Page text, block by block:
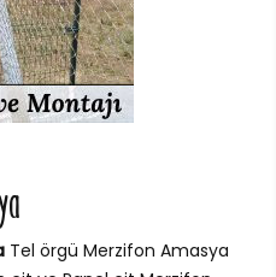
Tel örgü Merzifon Amasya